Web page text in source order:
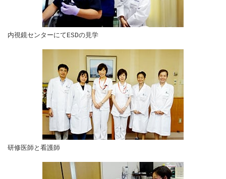
内視鏡センターにてESDの見学
研修医師と看護師